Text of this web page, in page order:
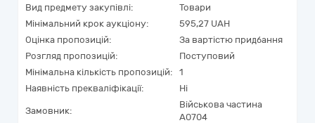
Вид предмету закупівлі:
Товари
Мінімальний крок аукціону:
595,27 UAH
Оцінка пропозицій:
За вартістю придбання
Розгляд пропозицій:
Поступовий
Мінімальна кількість пропозицій:
1
Наявність прекваліфікації:
Ні
Замовник:
Військова частина
А0704